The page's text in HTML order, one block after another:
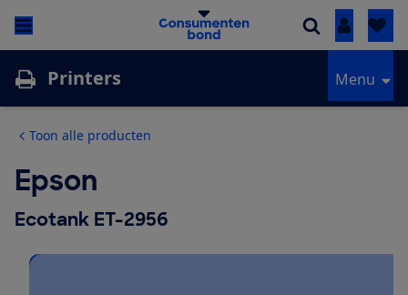
Inloggen
Printers Menu
Toon alle producten
Epson
Ecotank ET-2956